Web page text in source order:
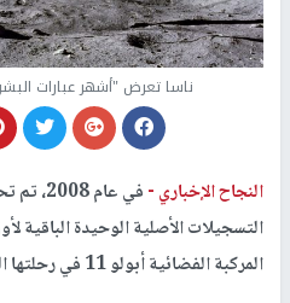
ناسا تعرض "أشهر عبارات
النجاح الإخباري -
التسجيلات الأصلية الوحيدة الباقية
المركبة الفضائية أبولو 11 في رحلتها التاريخية عام 1969.